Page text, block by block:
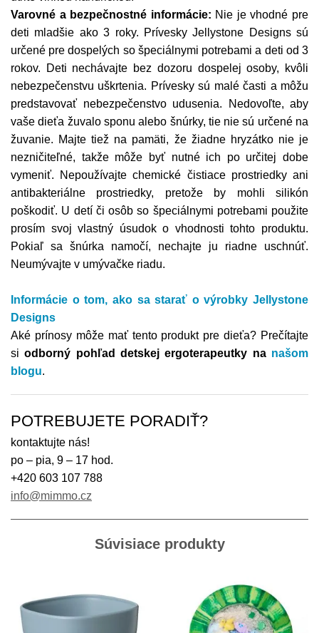
Varovné a bezpečnostné informácie: Nie je vhodné pre
deti mladšie ako 3 roky. Prívesky Jellystone Designs sú
určené pre dospelých so špeciálnymi potrebami a deti od 3
rokov. Deti nechávajte bez dozoru dospelej osoby, kvôli
nebezpečenstvu uškrtenia. Prívesky sú malé časti a môžu
predstavovať nebezpečenstvo udusenia. Nedovoľte, aby
vaše dieťa žuvalo sponu alebo šnúrky, tie nie sú určené na
žuvanie. Majte tiež na pamäti, že žiadne hryzátko nie je
nezničiteľné, takže môže byť nutné ich po určitej dobe
vymeniť. Nepoužívajte chemické čistiace prostriedky ani
antibakteriálne prostriedky, pretože by mohli silikón
poškodiť. U detí či osôb so špeciálnymi potrebami použite
prosím svoj vlastný úsudok o vhodnosti tohto produktu.
Pokiaľ sa šnúrka namočí, nechajte ju riadne uschnúť.
Neumývajte v umývačke riadu.
Informácie o tom, ako sa starať o výrobky Jellystone
Designs
Aké prínosy môže mať tento produkt pre dieťa? Prečítajte
siodborný pohľad detskej ergoterapeutky na našom
blogu.
POTREBUJETE PORADIŤ?
kontaktujte nás!
po – pia, 9 – 17 hod.
+420 603 107 788
info@mimmo.cz
Súvisiace produkty